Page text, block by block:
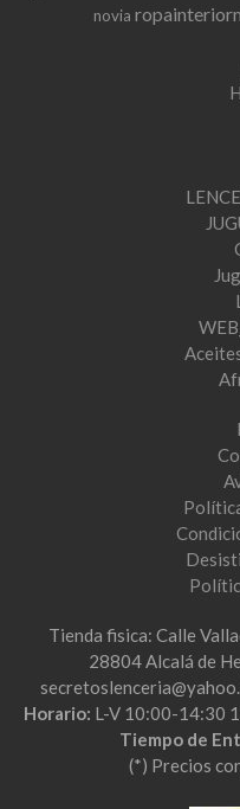
novia
Tienda fisica: Calle
28804 Alcalá de
Horario: L-V 10:00-14:30
Tiempo de
(*) Precios